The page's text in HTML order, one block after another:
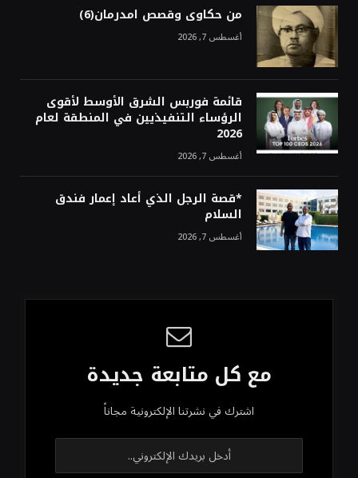
من حكاوى وقصص امدرمان(6)
أغسطس 7, 2026
قائمة فوربس الشرق الأوسط لأقوى
الرؤساء التنفيذيين في المنطقة لعام
2026
أغسطس 7, 2026
*قصة الرجل الذي أعاد إعمار فندق
السلام
أغسطس 7, 2026
مع كل متابعة جديدة
اشترك في نشرتنا الإلكترونية مجاناً